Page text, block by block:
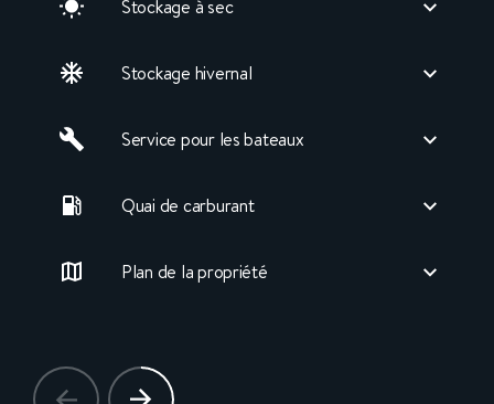
Stockage à sec
Stockage hivernal
Service pour les bateaux
Quai de carburant
Plan de la propriété